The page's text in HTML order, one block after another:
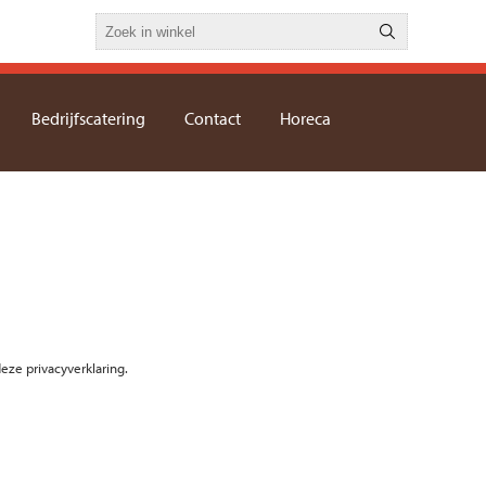
Bedrijfscatering Contact Horeca
privacyverklaring.